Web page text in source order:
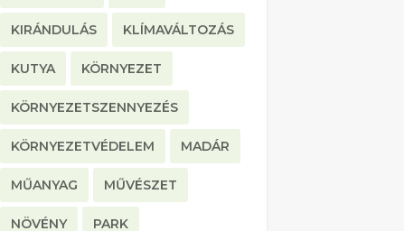
KIRÁNDULÁS KLÍMAVÁLTOZÁS
KUTYA KÖRNYEZET
KÖRNYEZETSZENNYEZÉS
KÖRNYEZETVÉDELEM MADÁR
MŰANYAG MŰVÉSZET
NÖVÉNY PARK